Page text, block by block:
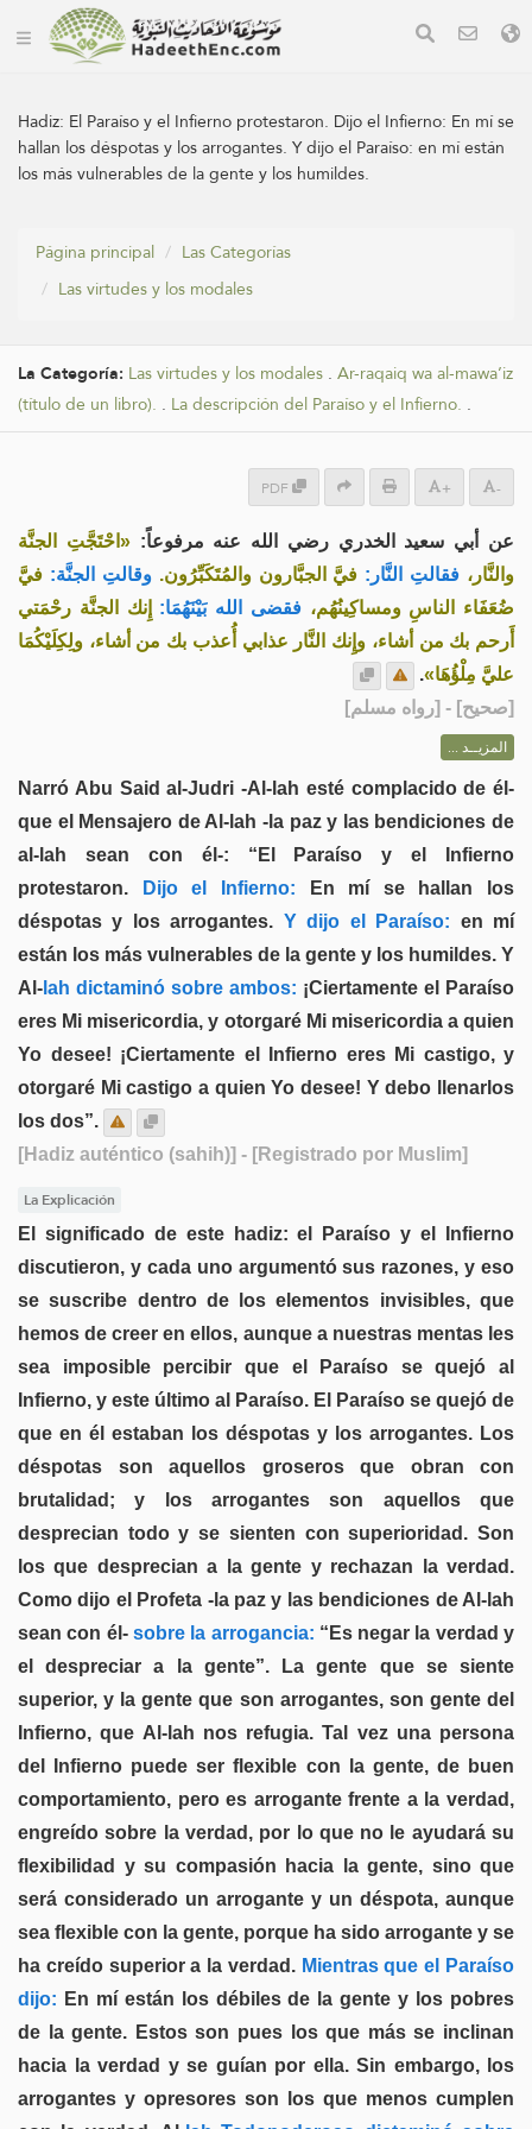
Hadiz: El Paraíso y el Infierno protestaron. Dijo el Infierno: En mí se
hallan los déspotas y los arrogantes. Y dijo el Paraíso: en mí están
los más vulnerables de la gente y los humildes.
Página principal
Las Categorías
Las virtudes y los modales
La Categoría: Las virtudes y los modales . Ar-raqaiq wa al-mawa’iz
(título de un libro). . La descripción del Paraíso y el Infierno. .
PDF + -
عن أبي سعيد الخدري رضي الله عنه مرفوعاً:«احْتَجَّتِ الجنَّة
والنَّار، فقالتِ النَّار: فيَّ الجبَّارون والمُتَكَبِّرُون. وقالتِ الجنَّة: فيَّ
ضُعَفَاء الناسِ ومساكِينُهُم، فقضى الله بَيْنَهُمَا: إِنك الجنَّة رحْمَتي
أَرحم بك من أشاء، وإِنك النَّار عذابي أُعذب بك من أشاء، ولِكِلَيْكُمَا
عليَّ مِلْؤُهَا».
[صحيح] - [رواه مسلم]
المزيــد ...
Narró Abu Said al-Judri -Al-lah esté complacido de él-
que el Mensajero de Al-lah -la paz y las bendiciones de
al-lah sean con él-: “El Paraíso y el Infierno
protestaron. Dijo el Infierno: En mí se hallan los
déspotas y los arrogantes. Y dijo el Paraíso: en mí
están los más vulnerables de la gente y los humildes. Y
Al- lah dictaminó sobre ambos: ¡Ciertamente el Paraíso
eres Mi misericordia, y otorgaré Mi misericordia a quien
Yo desee! ¡Ciertamente el Infierno eres Mi castigo, y
otorgaré Mi castigo a quien Yo desee! Y debo llenarlos
los dos”.
[Hadiz auténtico (sahih)] - [Registrado por Muslim]
La Explicación
El significado de este hadiz: el Paraíso y el Infierno
discutieron, y cada uno argumentó sus razones, y eso
se suscribe dentro de los elementos invisibles, que
hemos de creer en ellos, aunque a nuestras mentas les
sea imposible percibir que el Paraíso se quejó al
Infierno, y este último al Paraíso. El Paraíso se quejó de
que en él estaban los déspotas y los arrogantes. Los
déspotas son aquellos groseros que obran con
brutalidad; y los arrogantes son aquellos que
desprecian todo y se sienten con superioridad. Son
los que desprecian a la gente y rechazan la verdad.
Como dijo el Profeta -la paz y las bendiciones de Al-lah
sean con él-sobre la arrogancia: “Es negar la verdad y
el despreciar a la gente”. La gente que se siente
superior, y la gente que son arrogantes, son gente del
Infierno, que Al-lah nos refugia. Tal vez una persona
del Infierno puede ser flexible con la gente, de buen
comportamiento, pero es arrogante frente a la verdad,
engreído sobre la verdad, por lo que no le ayudará su
flexibilidad y su compasión hacia la gente, sino que
será considerado un arrogante y un déspota, aunque
sea flexible con la gente, porque ha sido arrogante y se
ha creído superior a la verdad.Mientras que el Paraíso
dijo: En mí están los débiles de la gente y los pobres
de la gente. Estos son pues los que más se inclinan
hacia la verdad y se guían por ella. Sin embargo, los
arrogantes y opresores son los que menos cumplen